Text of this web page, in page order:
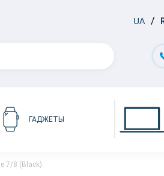
UA
ГАДЖЕТЫ
7/8 (Black)